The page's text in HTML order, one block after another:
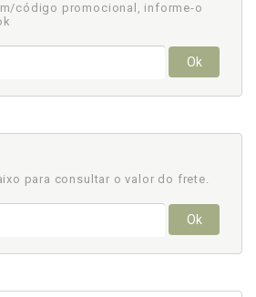
código promocional, informe-o
Ok
para consultar o valor do frete.
Ok